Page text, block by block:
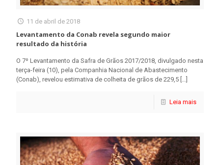
11 de abril de 2018
Levantamento da Conab revela segundo maior
resultado da história
O 7º Levantamento da Safra de Grãos 2017/2018, divulgado nesta
terça-feira (10), pela Companhia Nacional de Abastecimento
(Conab), revelou estimativa de colheita de grãos de 229,5 […]
Leia mais